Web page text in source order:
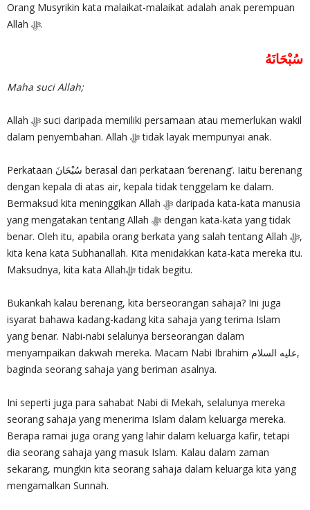
Orang Musyrikin kata malaikat-malaikat adalah anak perempuan
Allah ‎ﷻ.
سُبْحَانَهُ
Maha suci Allah;
Allah ‎ﷻ suci daripada memiliki persamaan atau memerlukan wakil
dalam penyembahan. Allah ‎ﷻ tidak layak mempunyai anak.
Perkataan سُبْحَانَ berasal dari perkataan ‘berenang’. Iaitu berenang
dengan kepala di atas air, kepala tidak tenggelam ke dalam.
Bermaksud kita meninggikan Allah ‎ﷻ daripada kata-kata manusia
yang mengatakan tentang Allah ‎ﷻ dengan kata-kata yang tidak
benar. Oleh itu, apabila orang berkata yang salah tentang Allah ‎ﷻ,
kita kena kata Subhanallah. Kita menidakkan kata-kata mereka itu.
Maksudnya, kita kata Allah‎ﷻ tidak begitu.
Bukankah kalau berenang, kita berseorangan sahaja? Ini juga
isyarat bahawa kadang-kadang kita sahaja yang terima Islam
yang benar. Nabi-nabi selalunya berseorangan dalam
menyampaikan dakwah mereka. Macam Nabi Ibrahim عليه السلام,
baginda seorang sahaja yang beriman asalnya.
Ini seperti juga para sahabat Nabi di Mekah, selalunya mereka
seorang sahaja yang menerima Islam dalam keluarga mereka.
Berapa ramai juga orang yang lahir dalam keluarga kafir, tetapi
dia seorang sahaja yang masuk Islam. Kalau dalam zaman
sekarang, mungkin kita seorang sahaja dalam keluarga kita yang
mengamalkan Sunnah.